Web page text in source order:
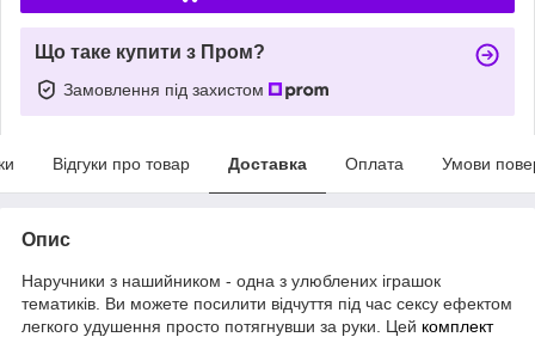
Що таке купити з Пром?
Замовлення під захистом
Відгуки про товар Доставка Оплата Умови
Опис
Наручники з нашийником - одна з улюблених іграшок
тематиків. Ви можете посилити відчуття під час сексу ефектом
легкого удушення просто потягнувши за руки. Цей комплект